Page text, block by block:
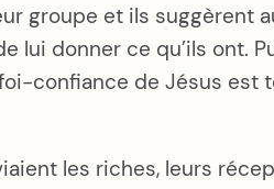
groupe et ils suggèrent
lui donner ce qu’ils ont.
confiance de Jésus est
les riches, leurs